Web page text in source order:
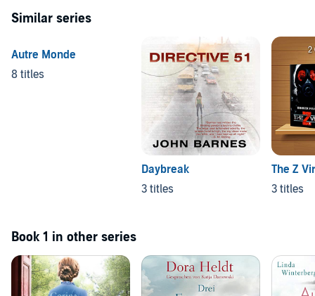
Similar series
Autre Monde
8 titles
Daybreak
3 titles
The Z
3 titles
Book 1 in other series